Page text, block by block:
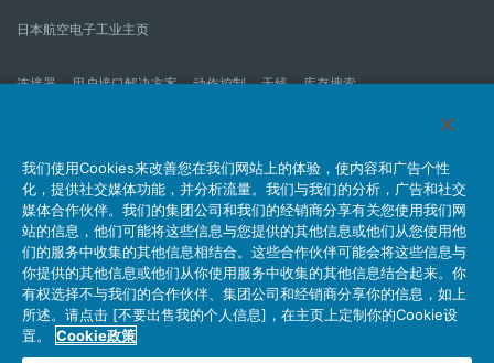
日本航空电子工业主页
连接器 用户接口解决方案 动作控制 天线 库存搜索
我们的公司 企业社会责任 IR消息 公司新到信息列表
产品信息新的列表
网站地图
联系我们
个人信息保护方针 JAE Cookie政策
关于利用本网站
社交媒体官方账号运营方针
我们使用Cookies来改善您在我们网站上的体验，使内容和广告个性
化，提供社交媒体功能，并分析流量。我们与我们的分析，广告和社交
媒体合作伙伴。我们的集团公司和我们的经销商分享有关您使用我们网
站的信息，他们可能将这些信息与您提供的其他信息或他们从您使用他
们的服务中收集的其他信息相结合。这些合作伙伴可能会将这些信息与
你提供的其他信息或他们从你使用服务中收集的其他信息结合起来。你
有权选择不与我们的合作伙伴、集团公司和经销商分享你的信息，如上
所述。请点击 [不要出售我的个人信息]，在主页上定制你的Cookie设
置。
Cookie政策